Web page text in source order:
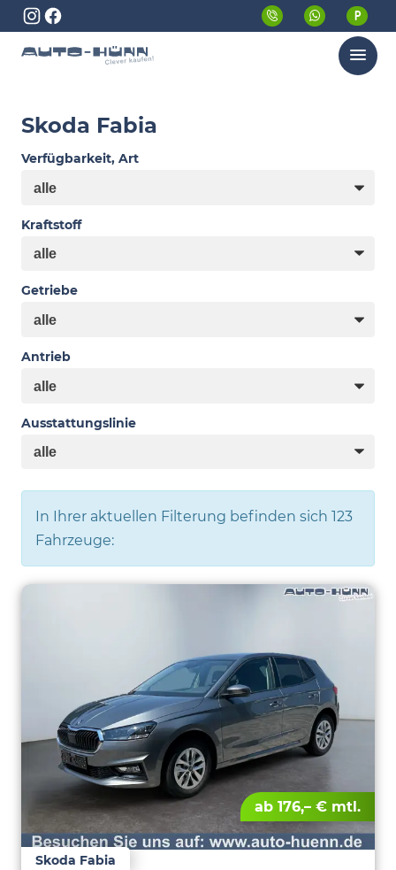
Menü
Skoda Fabia
Verfügbarkeit, Art
Kraftstoff
Getriebe
Antrieb
Ausstattungslinie
In Ihrer aktuellen Filterung befinden sich 123
Fahrzeuge:
ab 176,– € mtl.
Skoda Fabia